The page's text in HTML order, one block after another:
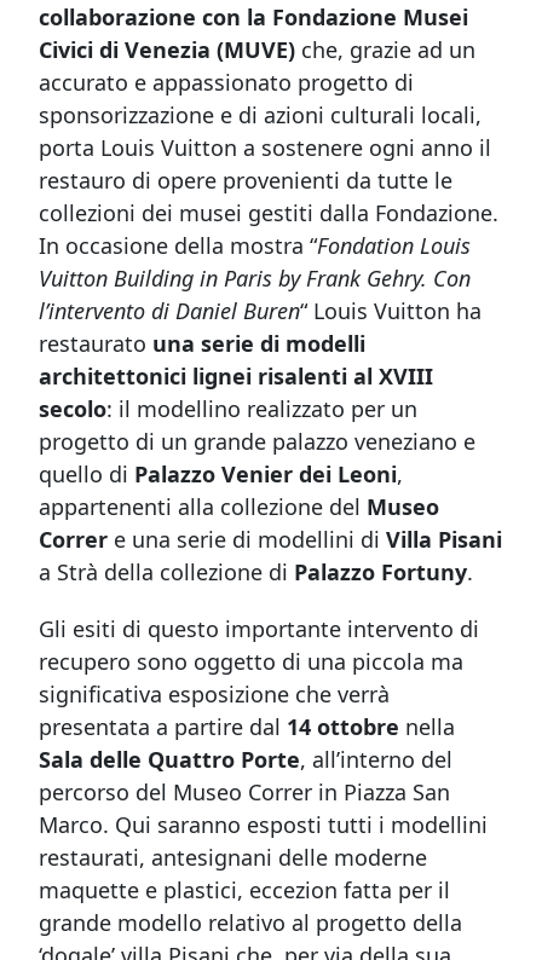
collaborazione con la Fondazione Musei
Civici di Venezia (MUVE) che, grazie ad un
accurato e appassionato progetto di
sponsorizzazione e di azioni culturali locali,
porta Louis Vuitton a sostenere ogni anno il
restauro di opere provenienti da tutte le
collezioni dei musei gestiti dalla Fondazione.
In occasione della mostra “Fondation Louis
Vuitton Building in Paris by Frank Gehry. Con
l’intervento di Daniel Buren“Louis Vuitton ha
restaurato una serie di modelli
architettonici lignei risalenti al XVIII
secolo: il modellino realizzato per un
progetto di un grande palazzo veneziano e
quello di Palazzo Venier dei Leoni,
appartenenti alla collezione del Museo
Correr e una serie di modellini di Villa Pisani
a Strà della collezione di Palazzo Fortuny.
Gli esiti di questo importante intervento di
recupero sono oggetto di una piccola ma
significativa esposizione che verrà
presentata a partire dal 14 ottobre nella
Sala delle Quattro Porte, all’interno del
percorso del Museo Correr in Piazza San
Marco. Qui saranno esposti tutti i modellini
restaurati, antesignani delle moderne
maquette e plastici, eccezion fatta per il
grande modello relativo al progetto della